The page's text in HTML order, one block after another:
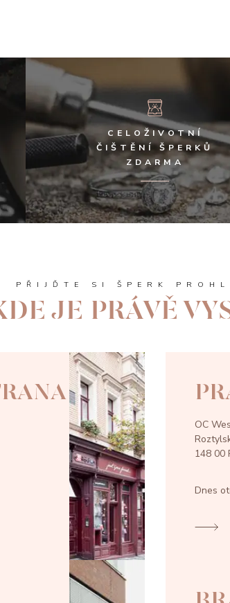
CELOŽIVOTNÍ
ČIŠTĚNÍ ŠPERKŮ
ZDARMA
PŘIJĎTE SI ŠPERK
JE PRÁVĚ
OC
148 00
Dnes